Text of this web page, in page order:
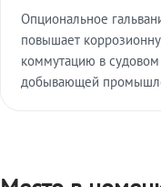
Опциональное
повышает
коммутацию в
добывающей